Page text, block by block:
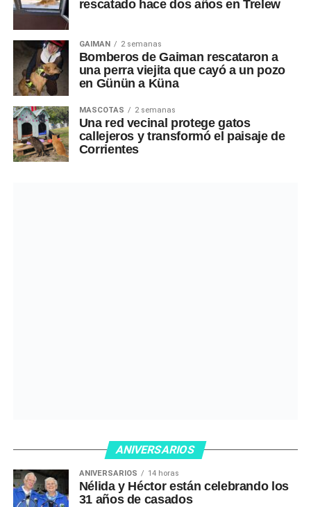
rescatado hace dos años en Trelew
GAIMAN 2 semanas
Bomberos de Gaiman rescataron a
una perra viejita que cayó a un pozo
en Günün a Küna
MASCOTAS 2 semanas
Una red vecinal protege gatos
callejeros y transformó el paisaje de
Corrientes
ANIVERSARIOS
ANIVERSARIOS 14 horas
Nélida y Héctor están celebrando los
31 años de casados